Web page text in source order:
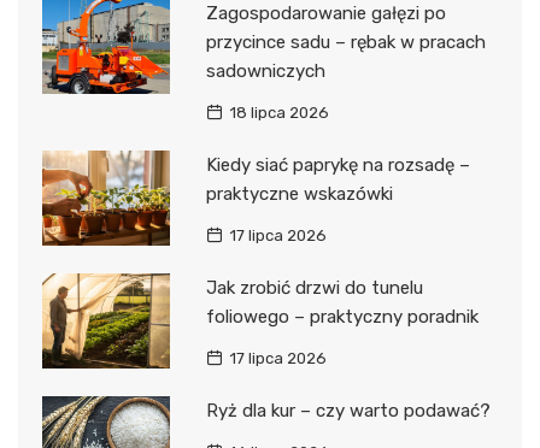
Zagospodarowanie gałęzi po
przycince sadu – rębak w pracach
sadowniczych
18 lipca 2026
Kiedy siać paprykę na rozsadę –
praktyczne wskazówki
17 lipca 2026
Jak zrobić drzwi do tunelu
foliowego – praktyczny poradnik
17 lipca 2026
Ryż dla kur – czy warto podawać?